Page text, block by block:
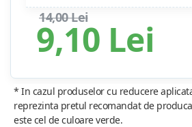
9,10 Lei
14,00 Lei
* In cazul produselor cu reducere
reprezinta pretul recomandat de
este cel de culoare verde.